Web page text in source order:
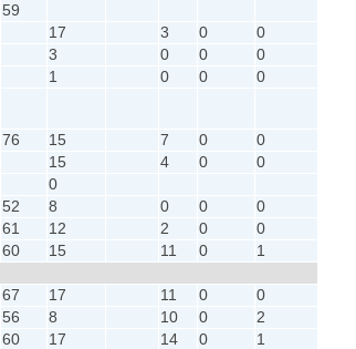
59
17 3 0
0
3 0 0
0
1 0 0
0
76 15 7 0
0
15 4 0
0
0
52 8 0 0
0
61 12 2 0
0
60 15 11 0
1
67 17 11 0
0
56 8 10 0
2
60 17 14 0
1